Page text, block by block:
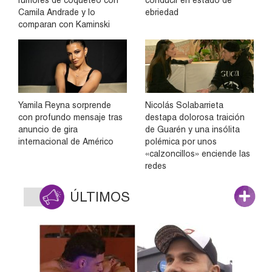
Camila Andrade y lo
comparan con Kaminski
ebriedad
Yamila Reyna sorprende
con profundo mensaje tras
anuncio de gira
internacional de Américo
Nicolás Solabarrieta
destapa dolorosa traición
de Guarén y una insólita
polémica por unos
«calzoncillos» enciende las
redes
ÚLTIMOS